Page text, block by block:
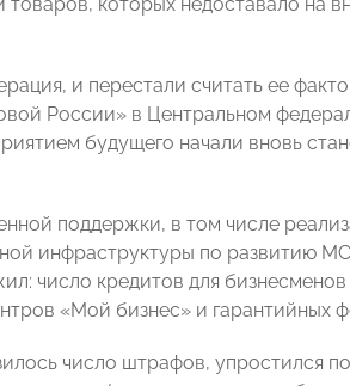
и перестали считать ее
России» в Центральном
будущего начали вновь
поддержки, в том числе
инфраструктуры по развитию
число кредитов для бизнесменов
«Мой бизнес» и гарантийных
число штрафов, упростился